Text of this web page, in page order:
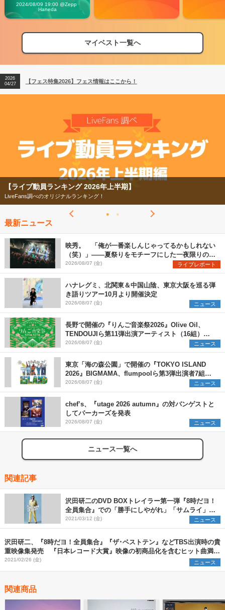
Vibes
2024/08/09 19:00 @Zepp
Haneda
マイベスト一覧へ
【フェス特集2026】フェス情報はここから！
【ライブ動員ランキング】2026年上半期編発表！
2026
04/27
【フェス特集2026】フェス情報はここから！
2026
【フェス特集2026】
今年もフェスの季節がやってきた！
最新ニュース
映秀。 「俺が一番楽しんじゃってるかもしれない
（笑）」――夏祭りをモチーフにした一夜限りのス
ペシャルライブ『色祭』レポート
2026/08/07 (金) ライブレポート
ハナレグミ、北関東＆中国山陰、東京大阪を巡る弾
き語りツアー10月より開催決定
2026/08/07 (金) ニュース
長野で開催の『りんご音楽祭2026』Olive Oil、
TENDOUJIら第11弾出演アーティスト（16組）を
発表
2026/08/07 (金) ニュース
東京「海の森公園」で開催の『TOKYO ISLAND
2026』BIGMAMA、flumpoolら第3弾出演者7組を
発表 ワークショップ・アート出展者を募集
2026/08/07 (金) ニュース
chef’s、『utage 2026 autumn』の対バンゲストと
してパーカーズを発表
2026/08/07 (金) ニュース
ニュース一覧へ
関連記事
沢田研二のDVD BOXトレイラー第一弾『8時だヨ！
全員集合』での「勝手にしやがれ」「サムライ」な
ど歌唱映像公開
2021/03/12 (金) ニュース
沢田研二、『8時だヨ！全員集合』『ザ･ベストテン』などTBS出演時の貴
重映像集発売 『日本レコード大賞』映像の初商品化を含むヒット曲満載
のDVD7枚組
2021/02/26 (金) ニュース
関連商品